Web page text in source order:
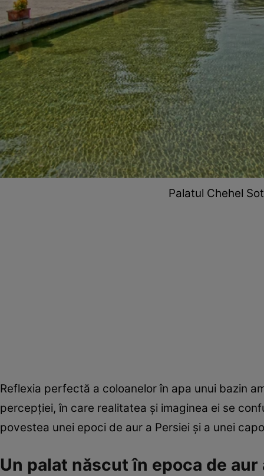
Palatul Chehel
Reflexia perfectă a coloanelor în apa unui bazin
percepției, în care realitatea și imaginea ei se
povestea unei epoci de aur a Persiei și a unei
Un palat născut în epoca de aur